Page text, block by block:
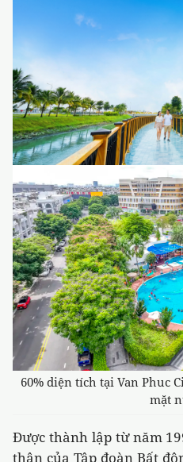
60% diện tích tại Van Phuc
mặt
Được thành lập từ năm
thân của Tập đoàn Bất